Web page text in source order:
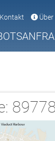
Kontakt
89778